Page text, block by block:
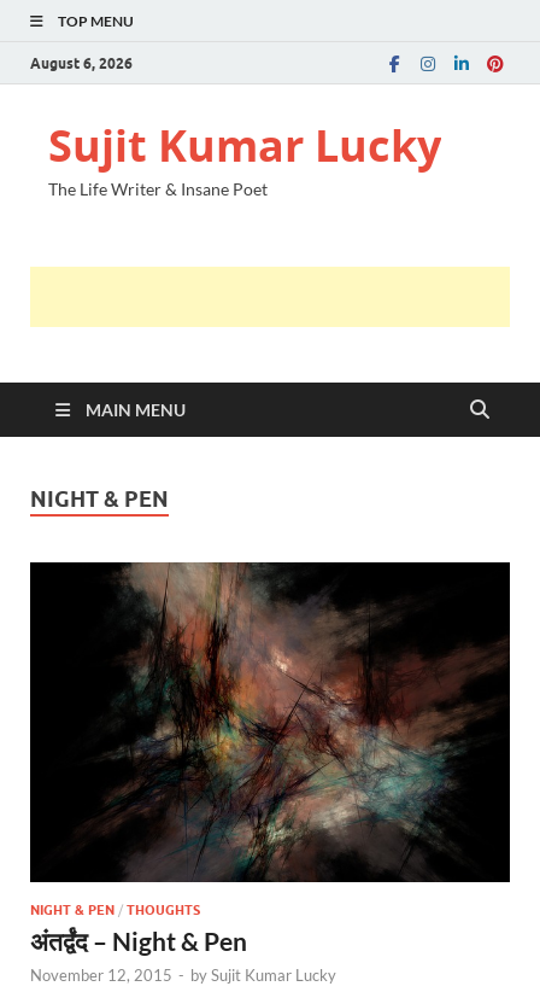
TOP MENU
August 6, 2026
Sujit Kumar Lucky
The Life Writer & Insane Poet
MAIN MENU
NIGHT & PEN
NIGHT & PEN / THOUGHTS
अंतर्द्वंद – Night & Pen
November 12, 2015 - bySujit Kumar Lucky